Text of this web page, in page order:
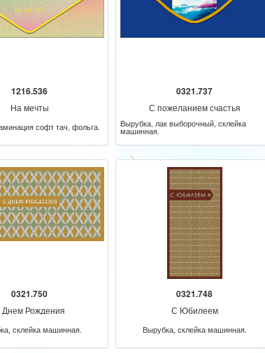
1216.536
На мечты
софт тач, фольга.
0321.737
С пожеланием счастья
Вырубка, лак выборочный, склейка
машинная.
0321.750
Рождения
склейка машинная.
0321.748
С Юбилеем
Вырубка, склейка машинная.